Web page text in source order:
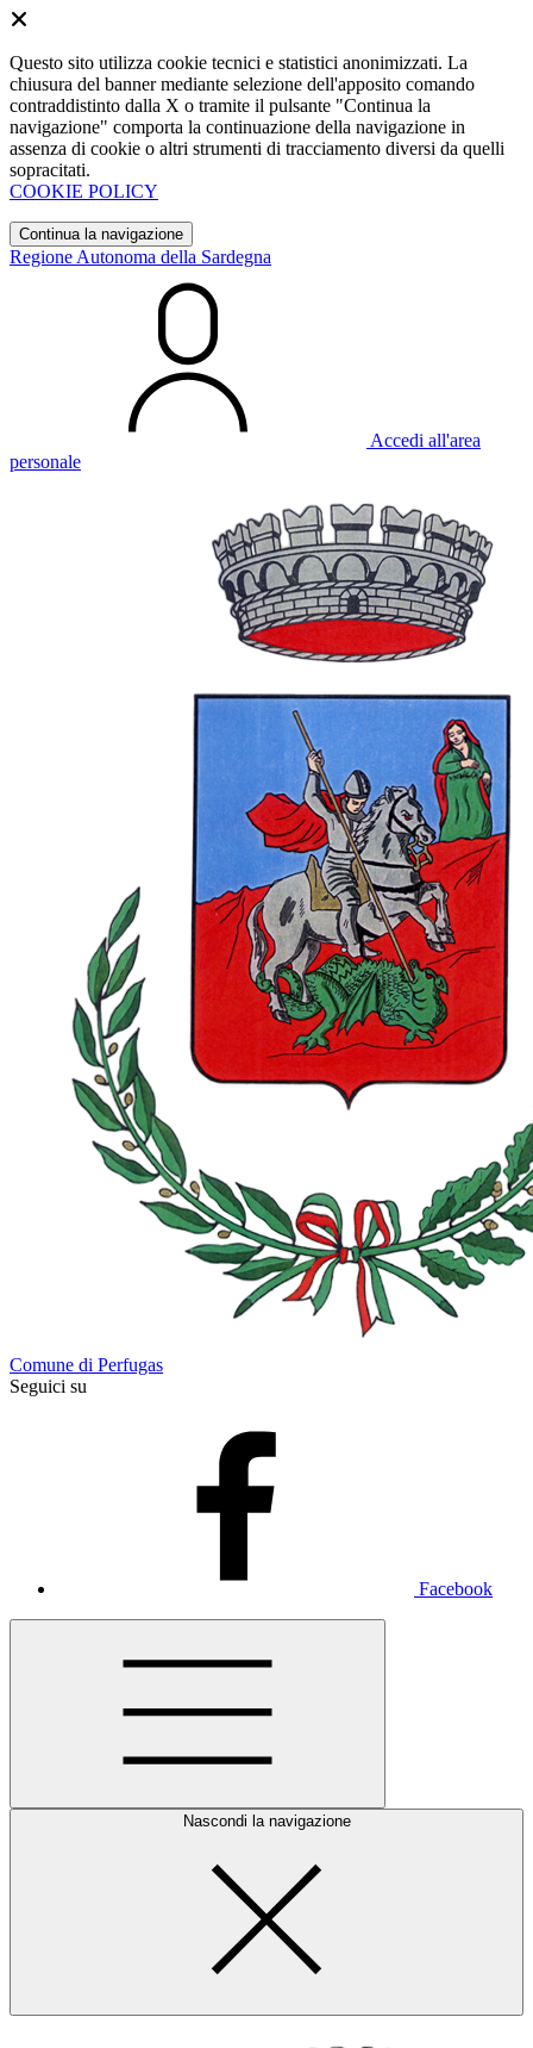
Questo sito utilizza cookie tecnici e statistici anonimizzati. La
chiusura del banner mediante selezione dell'apposito comando
contraddistinto dalla X o tramite il pulsante "Continua la
navigazione" comporta la continuazione della navigazione in
assenza di cookie o altri strumenti di tracciamento diversi da quelli
sopracitati.
COOKIE POLICY
Continua la navigazione
Regione Autonoma della Sardegna
Accedi all'area
personale
Comune di Perfugas
Seguici su
Facebook
Nascondi la navigazione